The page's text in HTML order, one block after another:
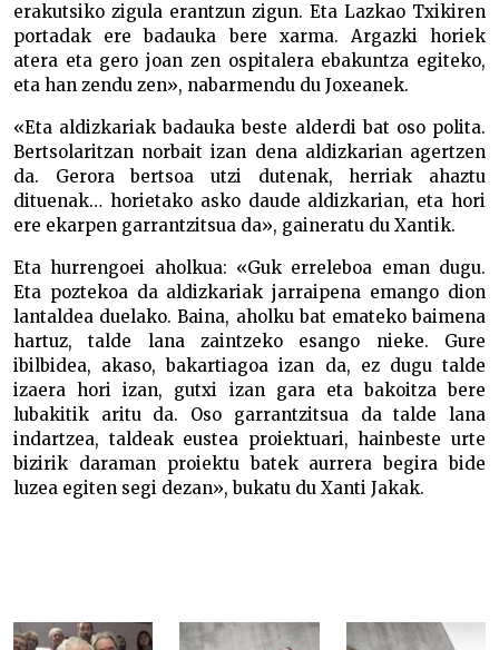
erakutsiko zigula erantzun zigun. Eta Lazkao Txikiren
portadak ere badauka bere xarma. Argazki horiek
atera eta gero joan zen ospitalera ebakuntza egiteko,
eta han zendu zen», nabarmendu du Joxeanek.
«Eta aldizkariak badauka beste alderdi bat oso polita.
Bertsolaritzan norbait izan dena aldizkarian agertzen
da. Gerora bertsoa utzi dutenak, herriak ahaztu
dituenak… horietako asko daude aldizkarian, eta hori
ere ekarpen garrantzitsua da», gaineratu du Xantik.
Eta hurrengoei aholkua: «Guk erreleboa eman dugu.
Eta poztekoa da aldizkariak jarraipena emango dion
lantaldea duelako. Baina, aholku bat emateko baimena
hartuz, talde lana zaintzeko esango nieke. Gure
ibilbidea, akaso, bakartiagoa izan da, ez dugu talde
izaera hori izan, gutxi izan gara eta bakoitza bere
lubakitik aritu da. Oso garrantzitsua da talde lana
indartzea, taldeak eustea proiektuari, hainbeste urte
bizirik daraman proiektu batek aurrera begira bide
luzea egiten segi dezan», bukatu du Xanti Jakak.